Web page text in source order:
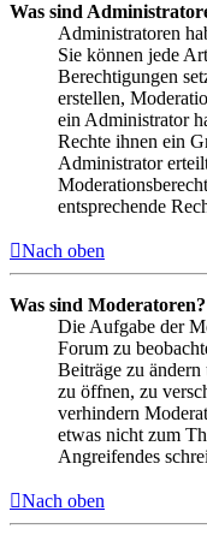
Was sind
Administratoren
Sie können jede
Berechtigungen
erstellen,
ein Administrator
Rechte ihnen ein
Administrator
entsprechende
Nach oben
Was sind Moderatoren?
Die Aufgabe der
Forum zu
Beiträge zu
zu öffnen, zu
verhindern
etwas nicht zum
Angreifendes
Nach oben